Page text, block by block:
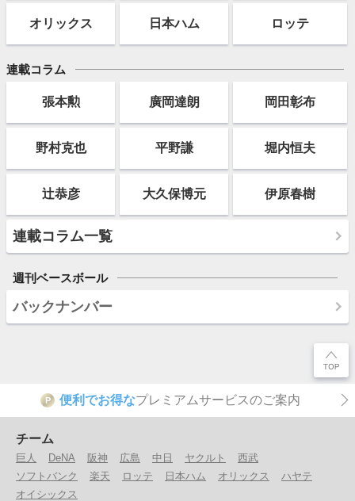
オリックス 日本ハム ロッテ
連載コラム
張本勲 廣岡達朗 岡田彰布
野村克也 平野謙 堀内恒夫
辻恭彦 大久保博元 伊原春樹
連載コラム一覧
週刊ベースボール
バックナンバー
P 便利でお得なプレミアムサービスのご案内
チーム
巨人 DeNA 阪神 広島 中日 ヤクルト
西武
ソフトバンク
楽天 ロッテ 日本ハム オリックス
ハヤテ
オイシックス